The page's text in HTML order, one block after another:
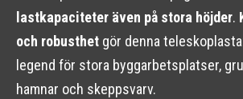
lastkapaciteter även på stora höjder.
och robusthet gör denna
legend för stora byggarbetsplatser,
hamnar och skeppsvarv.